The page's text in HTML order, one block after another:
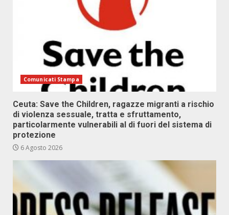
Comunicati Stampa
Ceuta: Save the Children, ragazze migranti a rischio
di violenza sessuale, tratta e sfruttamento,
particolarmente vulnerabili al di fuori del sistema di
protezione
6 Agosto 2026